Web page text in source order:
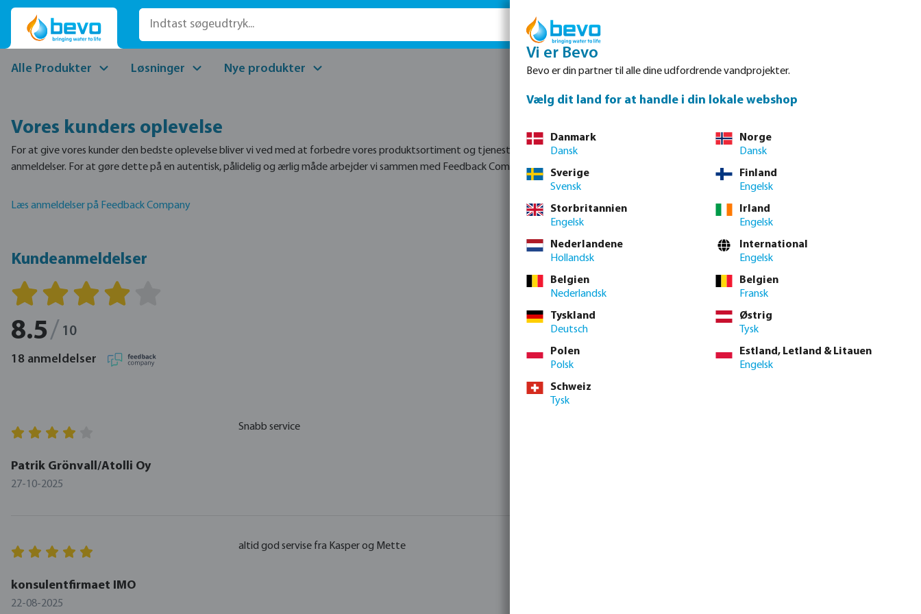
hovedindhold
Spring til søgning
Gå til hovednavigation
Alle Produkter Løsninger Nye produkter Reservedele Om Bevo Waterpoints
Vores kunders oplevelse
For at give vores kunder den bedste oplevelse bliver vi ved med at forbedre vores produktsortiment og tjenester hver dag. Derfor beder vi dem regelmæssigt om deres feedback, f.eks. gennem
anmeldelser. For at gøre dette på en autentisk, pålidelig og ærlig måde arbejder vi sammen med Feedback Company. Her kan du læse om vores kunders oplevelser med os.
Læs anmeldelser på Feedback Company
Kundeanmeldelser
8.5/ 10
18 anmeldelser
Patrik Grönvall/Atolli Oy
27-10-2025
Snabb service
konsulentfirmaet IMO
22-08-2025
altid god servise fra Kasper og Mette
Vi er Bevo
Bevo er din partner til alle dine udfordrende vandprojekter.
Vælg dit land for at handle i din lokale webshop
Danmark
Dansk
Norge
Dansk
Sverige
Svensk
Finland
Engelsk
Storbritannien
Engelsk
Irland
Engelsk
Nederlandene
Hollandsk
International
Engelsk
Belgien
Nederlandsk
Belgien
Fransk
Tyskland
Deutsch
Østrig
Tysk
Polen
Polsk
Estland, Letland & Litauen
Engelsk
Schweiz
Tysk